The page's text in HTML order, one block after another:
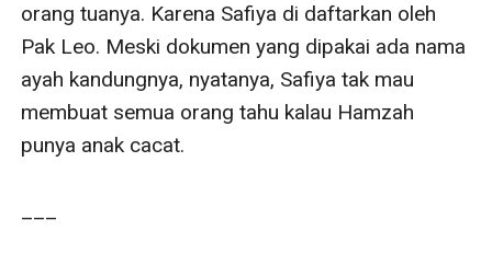
orang tuanya. Karena Safiya di daftarkan oleh
Pak Leo. Meski dokumen yang dipakai ada nama
ayah kandungnya, nyatanya, Safiya tak mau
membuat semua orang tahu kalau Hamzah
punya anak cacat.